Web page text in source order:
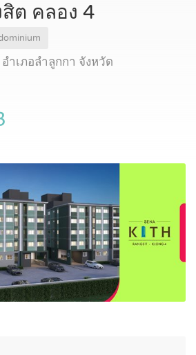
ต คลอง 4
ำเภอลำลูกกา จังหวัด